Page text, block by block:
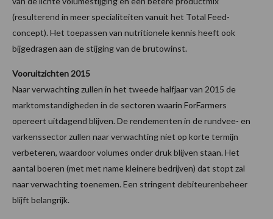
(resulterend in meer specialiteiten vanuit het Total Feed-
concept). Het toepassen van nutritionele kennis heeft ook
bijgedragen aan de stijging van de brutowinst.
Vooruitzichten 2015
Naar verwachting zullen in het tweede halfjaar van 2015 de
marktomstandigheden in de sectoren waarin ForFarmers
opereert uitdagend blijven. De rendementen in de rundvee- en
varkenssector zullen naar verwachting niet op korte termijn
verbeteren, waardoor volumes onder druk blijven staan. Het
aantal boeren (met met name kleinere bedrijven) dat stopt zal
naar verwachting toenemen. Een stringent debiteurenbeheer
blijft belangrijk.